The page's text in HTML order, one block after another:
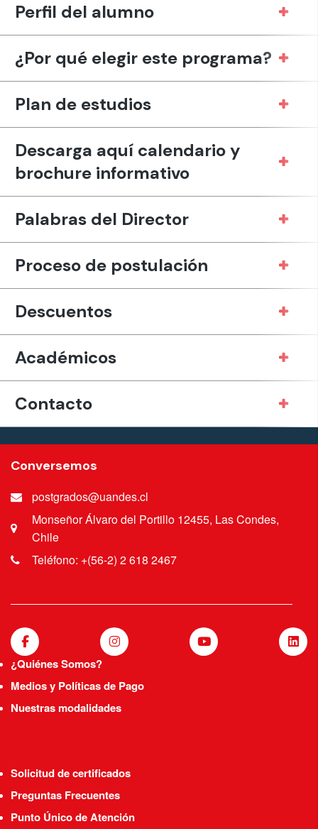
Perfil del alumno
¿Por qué elegir este programa?
Plan de estudios
Descarga aquí calendario y
brochure informativo
Palabras del Director
Proceso de postulación
Descuentos
Académicos
Contacto
Conversemos
postgrados@uandes.cl
Monseñor Álvaro del Portillo 12455, Las Condes,
Chile
Teléfono: +(56-2) 2 618 2467
¿Quiénes Somos?
Medios y Políticas de Pago
Nuestras modalidades
Solicitud de certificados
Preguntas Frecuentes
Punto Único de Atención